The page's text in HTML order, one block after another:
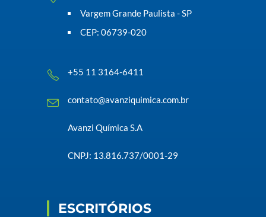
Vargem Grande Paulista - SP
CEP: 06739-020
+55 11 3164-6411
contato@avanziquimica.com.br
Avanzi Química S.A
CNPJ: 13.816.737/0001-29
ESCRITÓRIOS